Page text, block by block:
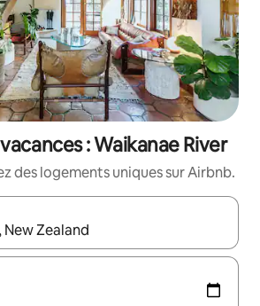
: Waikanae River
des logements uniques sur Airbnb.
sont affichés, parcourez-les en utilisant